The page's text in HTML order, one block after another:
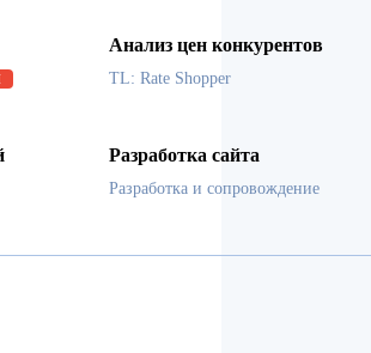
Анализ цен конкурентов
TL: Rate Shopper
Разработка сайта
Разработка и сопровождение